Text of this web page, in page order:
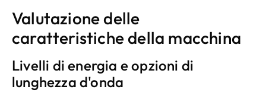
Valutazione delle
caratteristiche della macchina
Livelli di energia e opzioni di
lunghezza d'onda